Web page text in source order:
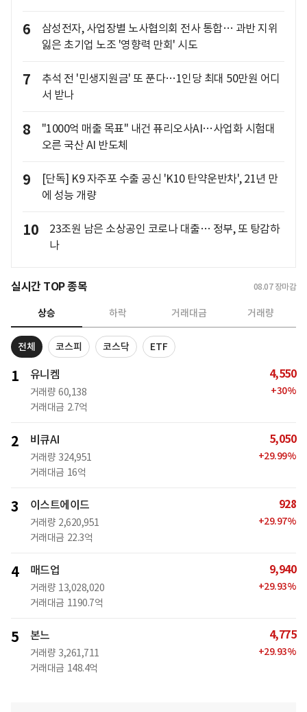
6
삼성전자, 사업장별 노사협의회 전사 통합… 과반 지위
잃은 초기업 노조 '영향력 만회' 시도
7
추석 전 '민생지원금' 또 푼다…1인당 최대 50만원 어디
서 받나
8
"1000억 매출 목표" 내건 퓨리오사AI…사업화 시험대
오른 국산 AI 반도체
9
[단독] K9 자주포 수출 공신 'K10 탄약운반차', 21년 만
에 성능 개량
10
23조원 남은 소상공인 코로나 대출… 정부, 또 탕감하
나
실시간 TOP 종목 08.07 장마감
상승 하락 거래대금 거래량
전체 코스피 코스닥 ETF
1 유니켐
거래량 60,138
거래대금 2.7억
4,550
+30%
2 비큐AI
거래량 324,951
거래대금 16억
5,050
+29.99%
3 이스트에이드
거래량 2,620,951
거래대금 22.3억
928
+29.97%
4 매드업
거래량 13,028,020
거래대금 1190.7억
9,940
+29.93%
5 본느
거래량 3,261,711
거래대금 148.4억
4,775
+29.93%